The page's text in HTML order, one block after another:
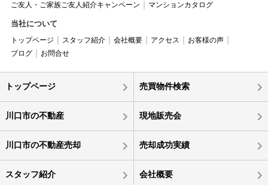
ご友人・ご家族ご友人紹介キャンペーン
マンションカタログ
当社について
トップページ スタッフ紹介 会社概要 アクセス
お客様の声
ブログ
お問合せ
トップページ 売買物件検索
川口市の不動産 現地販売会
川口市の不動産売却 売却成功実績
スタッフ紹介 会社概要